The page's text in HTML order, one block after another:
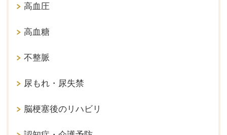
高血圧
高血糖
不整脈
尿もれ・尿失禁
脳梗塞後のリハビリ